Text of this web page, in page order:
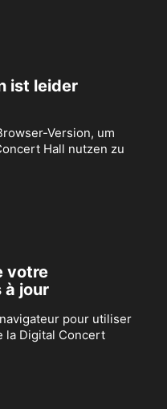
ist leider
Version, um
Hall nutzen zu
votre
à jour
pour utiliser
la Digital Concert